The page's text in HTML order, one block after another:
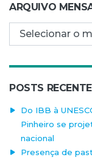
ARQUIVO
Arquivo mensal
POSTS
Do IBB à
Pinheiro se
nacional
Presença de